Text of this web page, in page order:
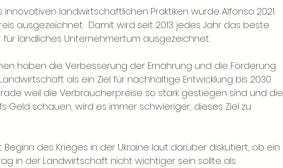
innovativen landwirtschaftlichen Praktiken wurde Alfonso 2021
ausgezeichnet.  Damit wird seit 2013 jedes Jahr das beste
ländliches Unternehmertum ausgezeichnet.
haben die Verbesserung der Ernährung und die Förderung
als ein Ziel für nachhaltige Entwicklung bis 2030
weil die Verbraucherpreise so stark gestiegen sind und die
Geld schauen, wird es immer schwieriger, dieses Ziel zu
Beginn des Krieges in der Ukraine laut darüber diskutiert, ob ein
in der Landwirtschaft nicht wichtiger sein sollte als